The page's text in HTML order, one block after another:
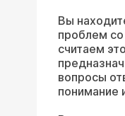
Вы
проблем
считаем
вопросы
понимание